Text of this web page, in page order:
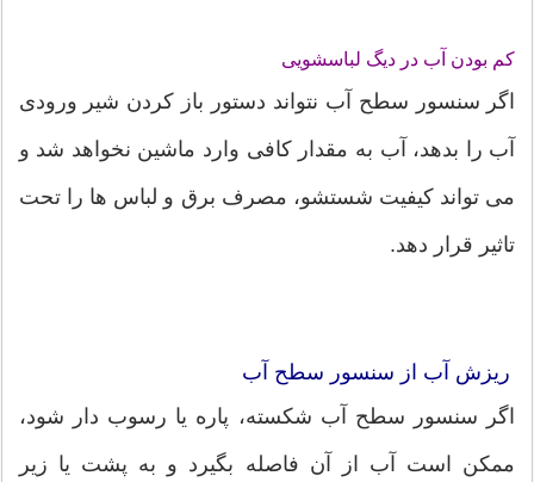
کم بودن آب در دیگ لباسشویی
اگر سنسور سطح آب نتواند دستور باز کردن شیر ورودی
آب را بدهد، آب به مقدار کافی وارد ماشین نخواهد شد و
می تواند کیفیت شستشو، مصرف برق و لباس ها را تحت
تاثیر قرار دهد.
ریزش آب از سنسور سطح آب
اگر سنسور سطح آب شکسته، پاره یا رسوب دار شود،
ممکن است آب از آن فاصله بگیرد و به پشت یا زیر